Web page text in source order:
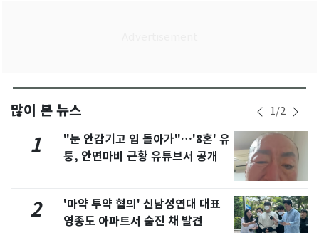
많이 본 뉴스 1/2
1
"눈 안감기고 입 돌아가"…'8혼' 유
퉁, 안면마비 근황 유튜브서 공개
2
'마약 투약 혐의' 신남성연대 대표
영종도 아파트서 숨진 채 발견